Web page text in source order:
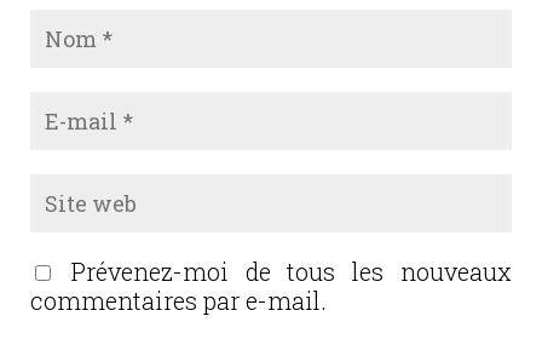
Prévenez-moi de tous les nouveaux
commentaires par e-mail.